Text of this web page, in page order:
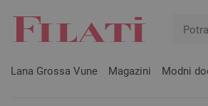
Lana Grossa Vune Magazini Modni